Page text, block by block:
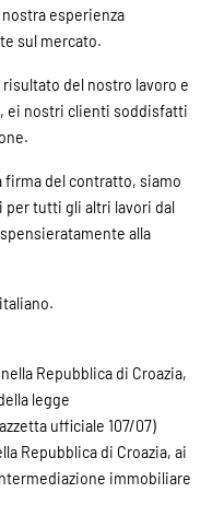
esperienza
sul mercato.
del nostro lavoro e
ei nostri clienti soddisfatti
firma del contratto, siamo
tutti gli altri lavori dal
alla
Repubblica di Croazia,
legge
ufficiale 107/07)
Repubblica di Croazia, ai
immobiliare